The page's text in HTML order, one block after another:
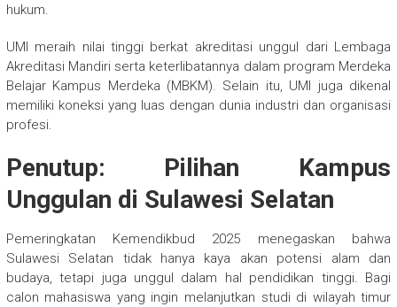
hukum.
UMI meraih nilai tinggi berkat akreditasi unggul dari Lembaga
Akreditasi Mandiri serta keterlibatannya dalam program Merdeka
Belajar Kampus Merdeka (MBKM). Selain itu, UMI juga dikenal
memiliki koneksi yang luas dengan dunia industri dan organisasi
profesi.
Penutup: Pilihan Kampus
Unggulan di Sulawesi Selatan
Pemeringkatan Kemendikbud 2025 menegaskan bahwa
Sulawesi Selatan tidak hanya kaya akan potensi alam dan
budaya, tetapi juga unggul dalam hal pendidikan tinggi. Bagi
calon mahasiswa yang ingin melanjutkan studi di wilayah timur